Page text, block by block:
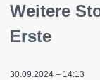
Weitere
Erste
30.09.2024 – 14:13